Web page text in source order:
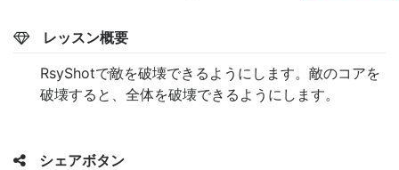
レッスン概要
RsyShotで敵を破壊できるようにします。敵のコアを
破壊すると、全体を破壊できるようにします。
シェアボタン